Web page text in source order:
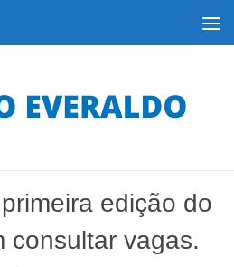
edição do
consultar vagas.